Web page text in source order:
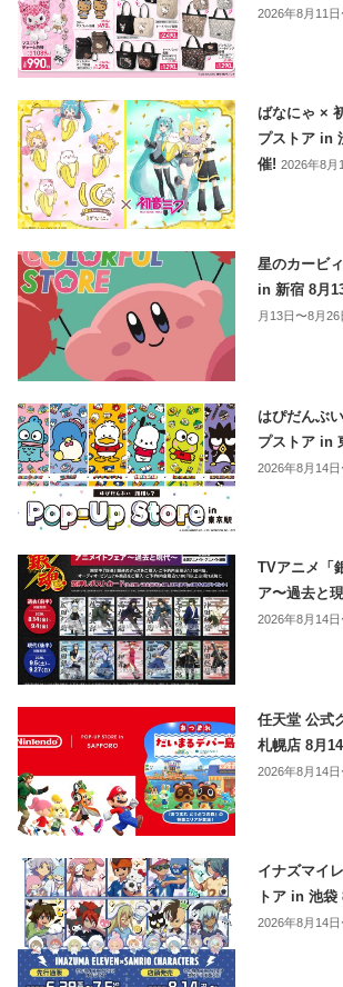
2026年8月11日
ばなにゃ ×
プストア in
催!2026年8月
星のカービ
in 新宿 8月
月13日〜8月26
はぴだんぶ
プストア in
2026年8月14日
TVアニメ「
ア〜過去と
2026年8月14日
任天堂 公式
札幌店 8月
2026年8月14日
イナズマイ
トア in 池袋
2026年8月14日